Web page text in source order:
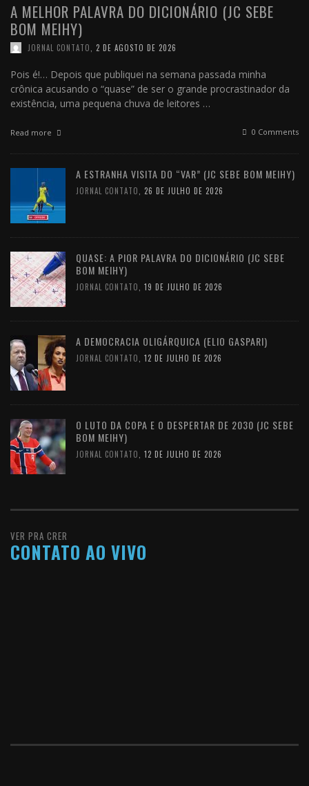
A MELHOR PALAVRA DO DICIONÁRIO (JC SEBE
BOM MEIHY)
JORNAL CONTATO 2 DE AGOSTO DE 2026
Pois é!… Depois que publiquei na semana passada minha
crônica acusando o “quase” de ser o grande procrastinador da
existência, uma pequena chuva de leitores …
Read more 0 Comments
A ESTRANHA VISITA DO “VAR” (JC SEBE BOM MEIHY)
JORNAL CONTATO 26 DE JULHO DE 2026
QUASE: A PIOR PALAVRA DO DICIONÁRIO (JC SEBE
BOM MEIHY)
JORNAL CONTATO 19 DE JULHO DE 2026
A DEMOCRACIA OLIGÁRQUICA (ELIO GASPARI)
JORNAL CONTATO 12 DE JULHO DE 2026
O LUTO DA COPA E O DESPERTAR DE 2030 (JC SEBE
BOM MEIHY)
JORNAL CONTATO 12 DE JULHO DE 2026
VER PRA CRER
CONTATO AO VIVO